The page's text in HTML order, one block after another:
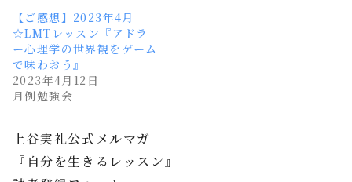
【ご感想】2023年4月
☆LMTレッスン『アドラ
ー心理学の世界観をゲーム
で味わおう』
2023年4月12日
月例勉強会
上谷実礼公式メルマガ
『自分を生きるレッスン』